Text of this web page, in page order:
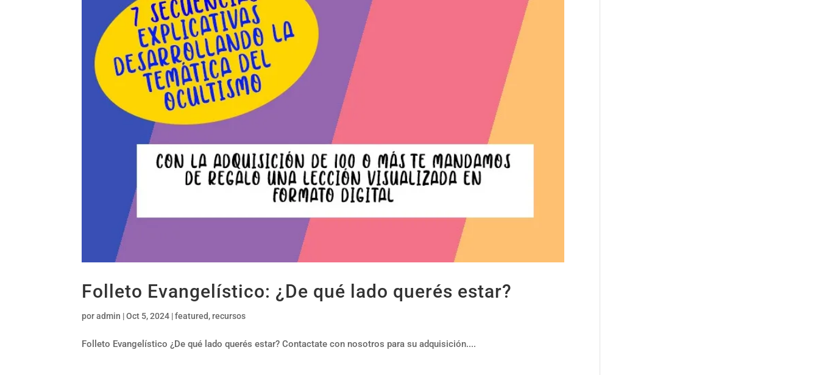
Folleto Evangelístico: ¿De qué lado querés estar?
poradmin |Oct 5, 2024 |featured, recursos
Folleto Evangelístico ¿De qué lado querés estar? Contactate con nosotros para su adquisición....